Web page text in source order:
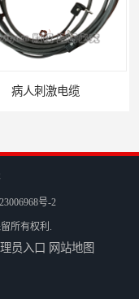
病人刺激电缆
号-2
所有权利.
员入口 网站地图